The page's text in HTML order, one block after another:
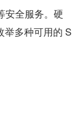
安全服务。硬
举多种可用的 S